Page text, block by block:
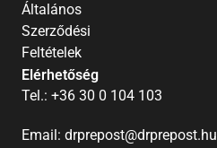
Általános
Szerződési
Feltételek
Elérhetőség
Tel.: +36 30 0 104 103
Email: drprepost@drprepost.hu